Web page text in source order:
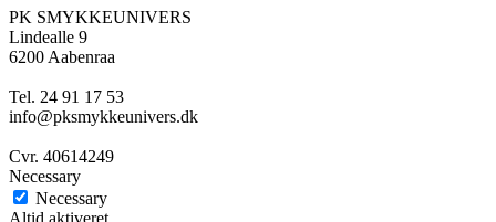
PK SMYKKEUNIVERS
Lindealle 9
6200 Aabenraa
Tel. 24 91 17 53
info@pksmykkeunivers.dk
Cvr. 40614249
Necessary
Necessary
Altid aktiveret